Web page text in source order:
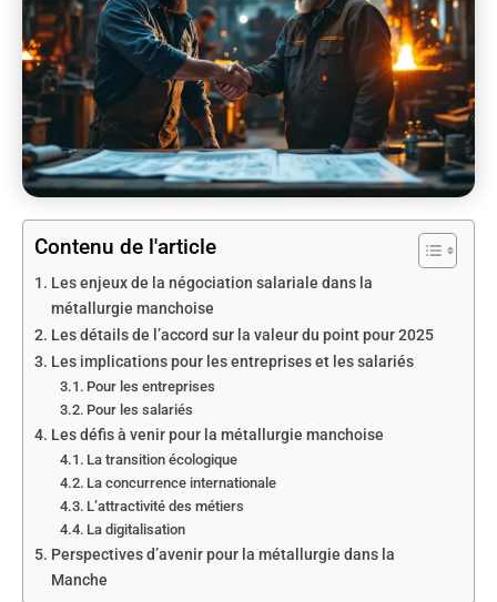
Contenu de l'article
Les enjeux de la négociation salariale dans la
métallurgie manchoise
Les détails de l’accord sur la valeur du point pour 2025
Les implications pour les entreprises et les salariés
Pour les entreprises
Pour les salariés
Les défis à venir pour la métallurgie manchoise
La transition écologique
La concurrence internationale
L’attractivité des métiers
La digitalisation
Perspectives d’avenir pour la métallurgie dans la
Manche